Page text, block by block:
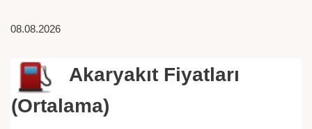
08.08.2026
Akaryakıt Fiyatları
(Ortalama)